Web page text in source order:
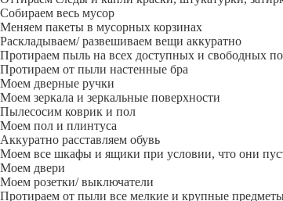
Собираем весь мусор
Меняем пакеты в мусорных корзинах
Раскладываем/ развешиваем вещи аккуратно
Протираем пыль на всех доступных и свободных
Протираем от пыли настенные бра
Моем дверные ручки
Моем зеркала и зеркальные поверхности
Пылесосим коврик и пол
Моем пол и плинтуса
Аккуратно расставляем обувь
Моем все шкафы и ящики при условии, что они
Моем двери
Моем розетки/ выключатели
Протираем от пыли все мелкие и крупные